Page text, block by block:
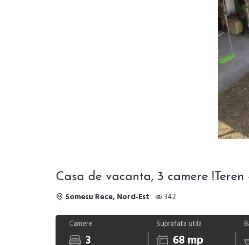
Casa de vacanta, 3 camere !Teren
Somesu Rece, Nord-Est 342
Camere
3
Suprafata utila
68 mp